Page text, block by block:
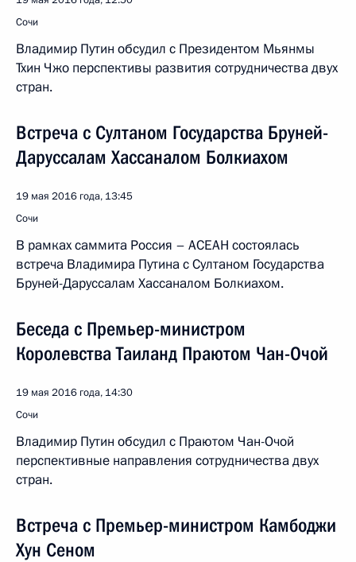
Сочи
Владимир Путин обсудил с Президентом Мьянмы
Тхин Чжо перспективы развития сотрудничества двух
стран.
Встреча с Султаном Государства Бруней-
Даруссалам Хассаналом Болкиахом
19 мая 2016 года, 13:45
Сочи
В рамках саммита Россия – АСЕАН состоялась
встреча Владимира Путина с Султаном Государства
Бруней-Даруссалам Хассаналом Болкиахом.
Беседа с Премьер-министром
Королевства Таиланд Праютом Чан-Очой
19 мая 2016 года, 14:30
Сочи
Владимир Путин обсудил с Праютом Чан-Очой
перспективные направления сотрудничества двух
стран.
Встреча с Премьер-министром Камбоджи
Хун Сеном